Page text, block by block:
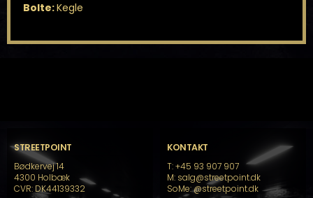
Bolte:Kegle
STREETPOINT
Bødkervej 14
4300 Holbæk
CVR: DK44139332
KONTAKT
T: +45 93 907 907
M: salg@streetpoint.dk
SoMe:@streetpoint.dk